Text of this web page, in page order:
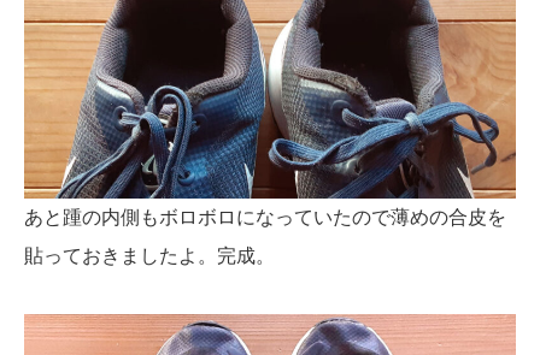
あと踵の内側もボロボロになっていたので薄めの合皮を
貼っておきましたよ。完成。